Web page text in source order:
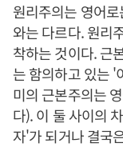
원리주의는 영어
와는 다르다. 원리
착하는 것이다. 근
는 함의하고 있는 '
미의 근본주의는
다). 이 둘 사이의
자'가 되거나 결국